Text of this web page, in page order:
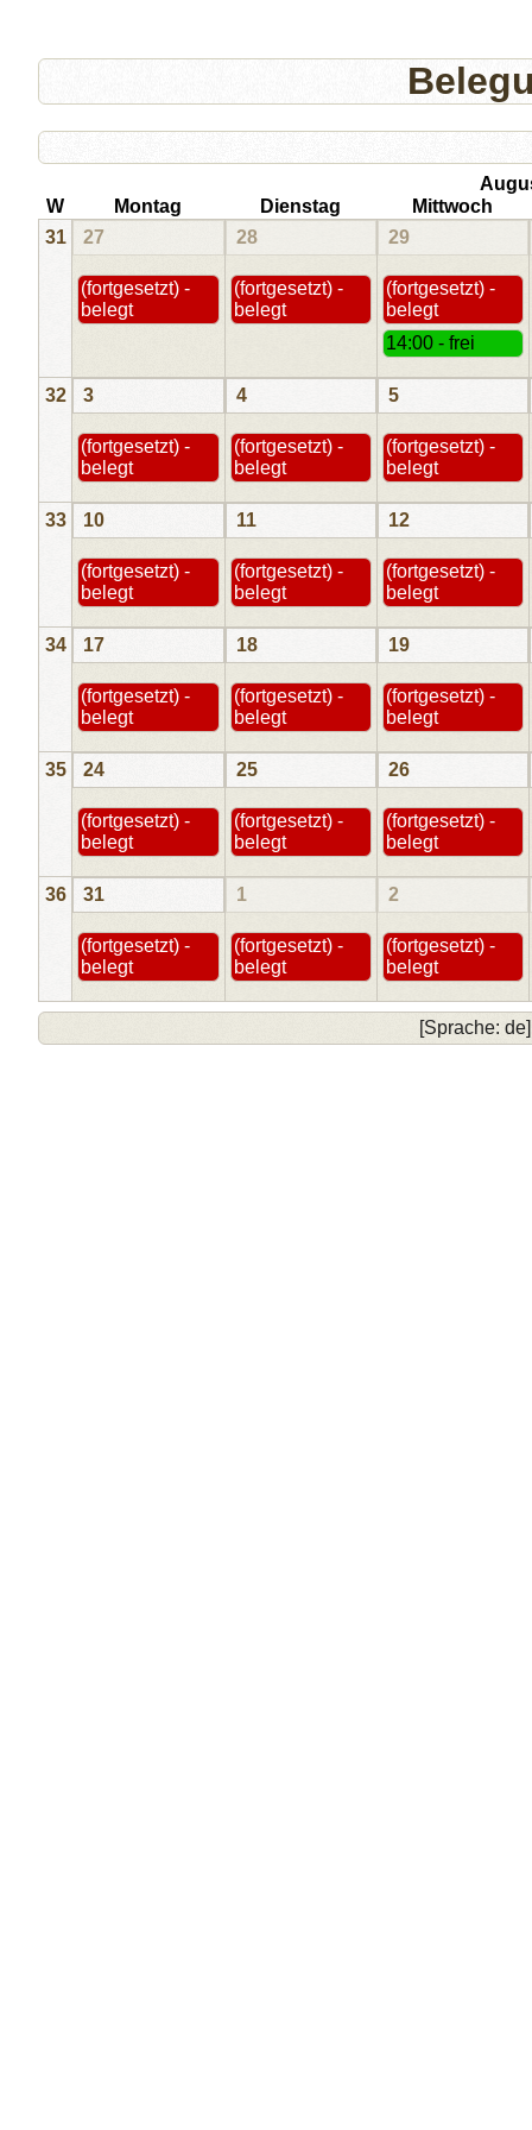
W
Montag Dienstag
Mittwoch
31
27
(fortgesetzt) -
belegt
28
(fortgesetzt) -
belegt
29
(fortgesetzt) -
belegt
14:00 - frei
32 3
(fortgesetzt) -
belegt
4
(fortgesetzt) -
belegt
5
(fortgesetzt) -
belegt
33 10
(fortgesetzt) -
belegt
11
(fortgesetzt) -
belegt
12
(fortgesetzt) -
belegt
34 17
(fortgesetzt) -
belegt
18
(fortgesetzt) -
belegt
19
(fortgesetzt) -
belegt
35 24
(fortgesetzt) -
belegt
25
(fortgesetzt) -
belegt
26
(fortgesetzt) -
belegt
36 31
(fortgesetzt) -
belegt
1
(fortgesetzt) -
belegt
2
(fortgesetzt) -
belegt
[Sprache: